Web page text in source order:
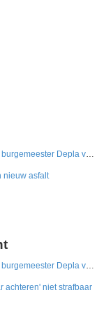
Vier aanhoudingen na doodsbedreiging aan burgemeester Depla van Breda
nieuw asfalt
Vier aanhoudingen na doodsbedreiging aan burgemeester Depla van Breda
achteren' niet strafbaar